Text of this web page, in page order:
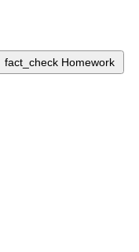
fact_check Homework